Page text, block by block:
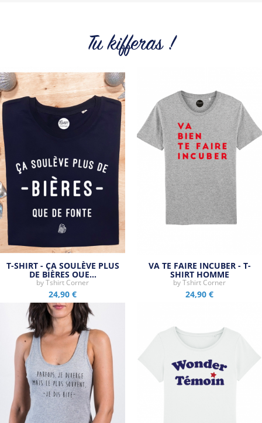
Tu kifferas !
T-SHIRT - ÇA SOULÈVE PLUS
DE BIÈRES QUE…
byTshirt Corner
24,90 €
VA TE FAIRE INCUBER - T-
SHIRT HOMME
byTshirt Corner
24,90 €